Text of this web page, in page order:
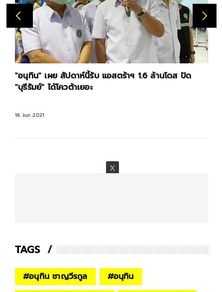
"อนุทิน" เผย สัปดาห์นี้รับ แอสตร้าฯ 1.6 ล้านโดส ปัด
"บุรีรัมย์" ได้โควต้าเยอะ
16 Jun 2021
TAGS
#อนุทิน ชาญวีรกูล #อนุทิน